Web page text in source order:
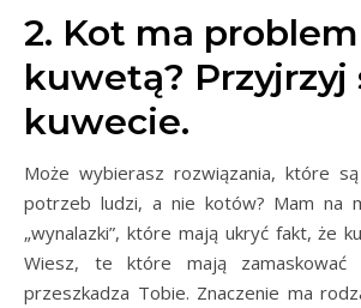
2. Kot ma
kuwetą? Przyjrzyj
kuwecie.
Może wybierasz rozwiązania, które
potrzeb ludzi, a nie kotów? Mam na
„wynalazki”, które mają ukryć fakt, że
Wiesz, te które mają
przeszkadza Tobie. Znaczenie ma